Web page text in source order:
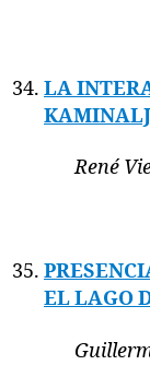
LA
René
EL LAGO
Guillermo